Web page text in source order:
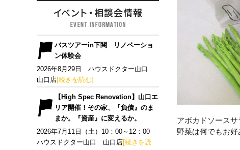
アボカドソースサ
野菜は何でもお好
バスツアーin下関 リノベーショ
ン体験会
2026年8月29日 ハウスドクター山口
山口店[続きを読む]
【High Spec Renovation】山口エ
リア開催！その家、『負債』のま
まか。『資産』に変えるか。
2026年7月11日（土）10：00～12：00
ハウスドクター山口 山口店[続きを読